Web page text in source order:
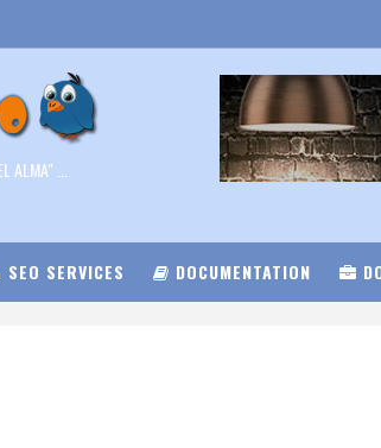
ALMA" ...
SEO SERVICES DOCUMENTATION